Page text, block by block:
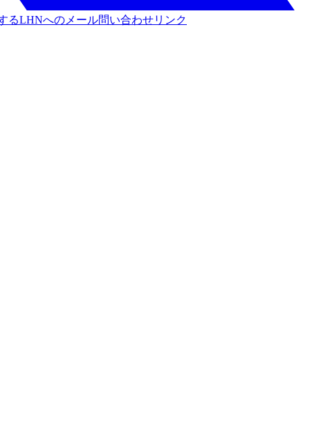
るLHNへのメール問い合わせリンク